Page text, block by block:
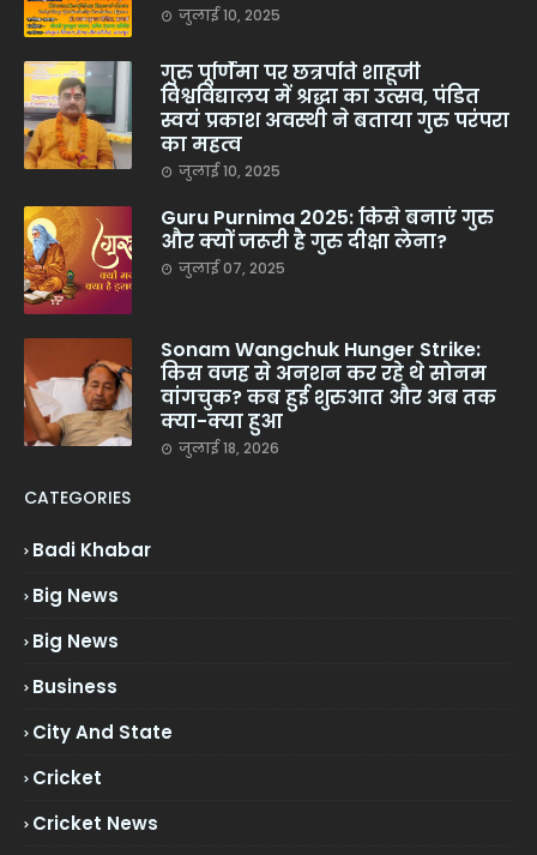
जुलाई 10, 2025
गुरु पूर्णिमा पर छत्रपति शाहूजी
विश्वविद्यालय में श्रद्धा का उत्सव, पंडित
स्वयं प्रकाश अवस्थी ने बताया गुरु परंपरा
का महत्व
जुलाई 10, 2025
Guru Purnima 2025: किसे बनाएं गुरु
और क्यों जरूरी है गुरु दीक्षा लेना?
जुलाई 07, 2025
Sonam Wangchuk Hunger Strike:
किस वजह से अनशन कर रहे थे सोनम
वांगचुक? कब हुई शुरुआत और अब तक
क्या-क्या हुआ
जुलाई 18, 2026
CATEGORIES
Badi Khabar
Big News
Big News
Business
City And State
Cricket
Cricket News